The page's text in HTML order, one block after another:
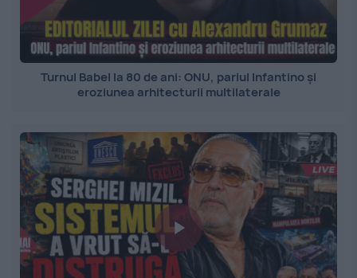
Turnul Babel la 80 de ani: ONU, pariul Infantino și
eroziunea arhitecturii multilaterale